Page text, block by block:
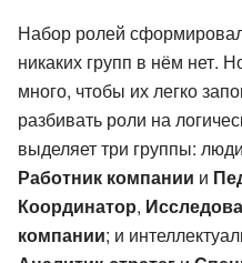
Набор ролей
никаких групп в нём нет.
много, чтобы их легко
разбивать роли на
выделяет три группы:
Работник компании и
Координатор,
компании; и